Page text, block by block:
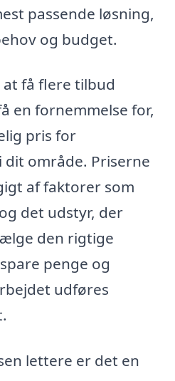
passende løsning,
og budget.
få flere tilbud
en fornemmelse for,
pris for
område. Priserne
af faktorer som
det udstyr, der
den rigtige
penge og
udføres
lettere er det en